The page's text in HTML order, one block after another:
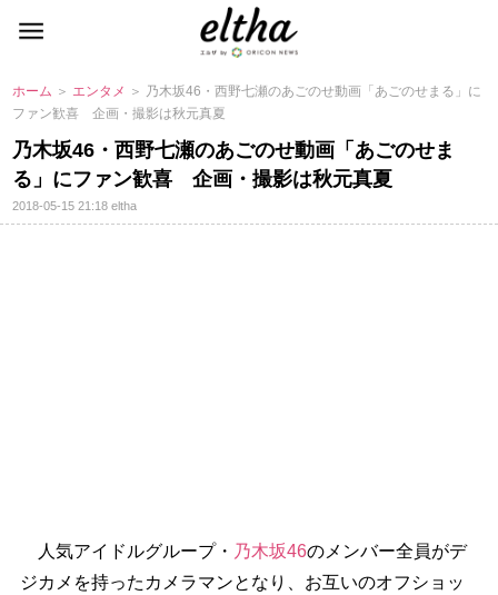
ホーム ＞ エンタメ ＞ 乃木坂46・西野七瀬のあごのせ動画「あごのせまる」に
ファン歓喜 企画・撮影は秋元真夏
乃木坂46・西野七瀬のあごのせ動画「あごのせま
る」にファン歓喜 企画・撮影は秋元真夏
2018-05-15 21:18eltha
人気アイドルグループ・ 乃木坂46のメンバー全員がデ
ジカメを持ったカメラマンとなり、お互いのオフショッ